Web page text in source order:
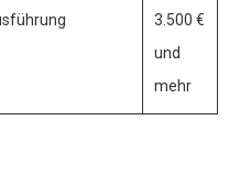
3.500 €
und
mehr